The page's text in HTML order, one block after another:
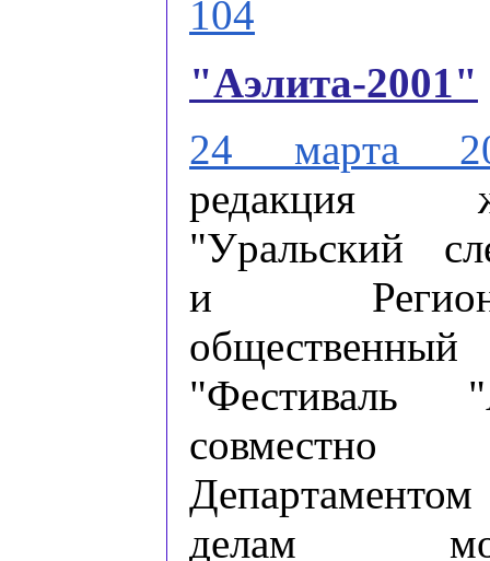
104
"Аэлита-2001"
24 маpта
pедакция
"Уpальский
и
"Фестиваль
делам